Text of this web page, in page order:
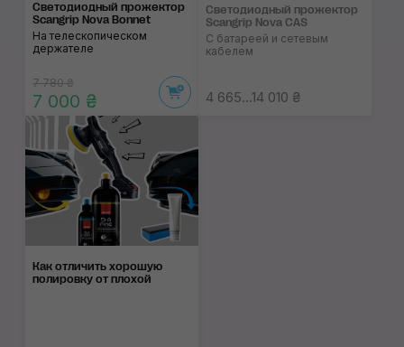
Светодиодный прожектор
Scangrip Nova Bonnet
На телескопическом
держателе
7 780 ₴
7 000 ₴
Светодиодный прожектор
Scangrip Nova CAS
С батареей и сетевым
кабелем
4 665...14 010 ₴
Как отличить хорошую
поли­ров­ку от пло­хой